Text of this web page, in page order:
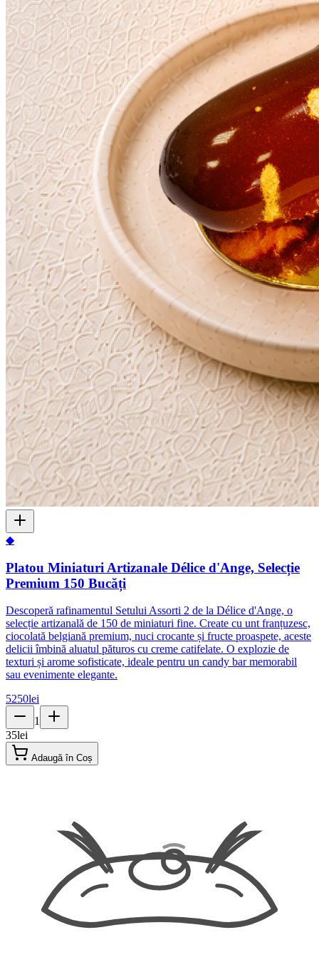
◆
Platou Miniaturi Artizanale Délice d'Ange, Selecție
Premium 150 Bucăți
Descoperă rafinamentul Setului Assorti 2 de la Délice d'Ange, o
selecție artizanală de 150 de miniaturi fine. Create cu unt franțuzesc,
ciocolată belgiană premium, nuci crocante și fructe proaspete, aceste
delicii îmbină aluatul păturos cu creme catifelate. O explozie de
texturi și arome sofisticate, ideale pentru un candy bar memorabil
sau evenimente elegante.
5250lei
1
35lei
Adaugă în Coș